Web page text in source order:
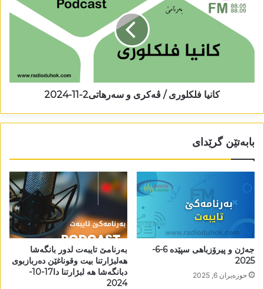
کانیا فلکلوری / ڤەکری و سەرھاتی2-11-2024
بابەتێن گرێدای
جەژن و پیرۆزباھی سپێدە 6-6-
2025
حوزه‌یران 6, 2025
بەرنامێ تایبەت لدور بانگەشا
ھەلبژارتنا بیت وقوناغێن دەربازبوی
دبانگەشا ھە لبژارتنا دا17-10-
2024